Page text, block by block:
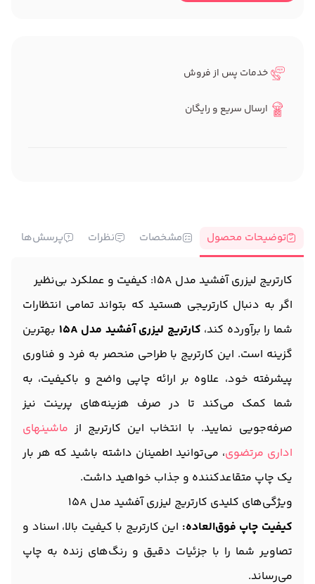
خدمات پس از فروش
ارسال سریع و رایگان
توضیحات محصول مشخصات نظرات پرسش‌ها
کارتریج لیزری آفشید مدل 15A: کیفیت و عملکرد بی‌نظیر
اگر به دنبال کارتریجی هستید که بتواند تمامی انتظارات
شما را برآورده کند، کارتریج لیزری آفشید مدل 15A
بهترین
گزینه است. این کارتریج با طراحی منحصر به فرد و فناوری
پیشرفته خود، علاوه بر ارائه چاپی واضح و باکیفیت، به
شما کمک می‌کند تا در صرف هزینه‌های پرینت نیز
صرفه‌جویی نمایید. با انتخاب این کارتریج از ماشینهای
اداری مرتضوی، می‌توانید اطمینان داشته باشید که هر بار
یک چاپ متقاعدکننده و جذاب خواهید داشت.
ویژگی‌های کلیدی کارتریج لیزری آفشید مدل 15A
کیفیت چاپ فوق‌العاده: این کارتریج با کیفیت بالا، اسناد و
تصاویر شما را با جزئیات دقیق و رنگ‌های زنده به چاپ
می‌رساند.